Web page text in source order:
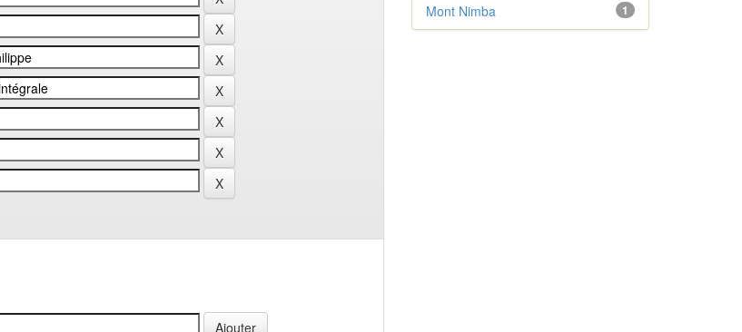
1
Mont Nimba